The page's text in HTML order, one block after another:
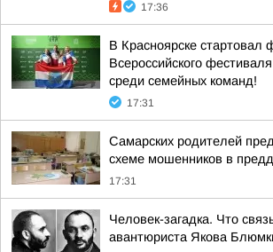
17:36
В Красноярске стартовал
Всероссийского
среди семейных команд!
17:31
Самарских родителей
схеме мошенников в
17:31
Человек-загадка. Что
авантюриста Якова